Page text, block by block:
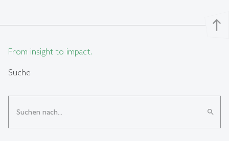
north
From insight to impact.
Suche
search